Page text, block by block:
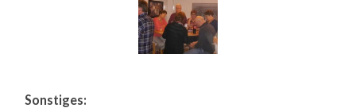
Sonstiges: